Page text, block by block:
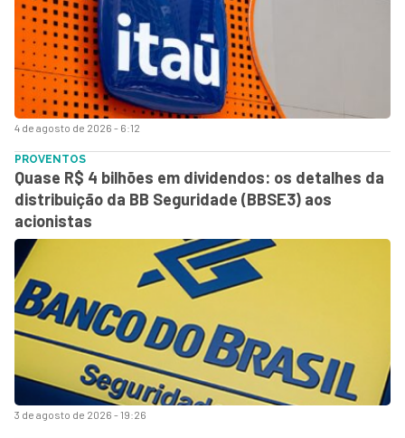
4 de agosto de 2026 - 6:12
3 de agosto de 2026 - 19:26
PROVENTOS
Quase R$ 4 bilhões em dividendos: os detalhes da
distribuição da BB Seguridade (BBSE3) aos
acionistas